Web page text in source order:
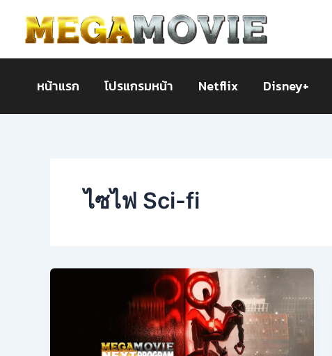
content
หน้าแรก โปรแกรมหน้า Netflix Disney+
ไซไฟ Sci-fi